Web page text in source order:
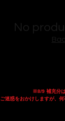
No
​※8/9 補充分
ご迷惑をおかけしますが、